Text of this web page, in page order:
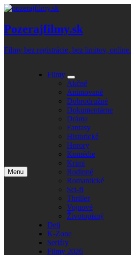
Skip
content
Pozerajfilmy.sk
Filmy bez registrácie, bez limitov, online.
Menu
Open
Filmy
Expand
submenu
Akčné
Animované
Dobrodružné
Dokumentárne
Dráma
Fantasy
Historické
Horory
Komédie
Krimi
Rodinné
Romantické
Sci-fi
Thriller
Vojnové
Životopisný
Deti
K-Zone
Seriály
Filmy 2026